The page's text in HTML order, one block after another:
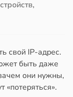
свой IP-адрес.
быть даже
они нужны,
«потеряться».